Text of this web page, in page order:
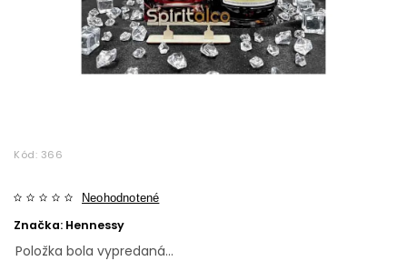
Kód: 366
Neohodnotené
Značka: Hennessy
Položka bola vypredaná…